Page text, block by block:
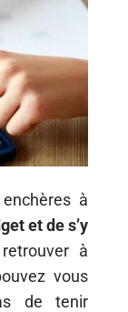
à
et de s’y
à
vous
de tenir